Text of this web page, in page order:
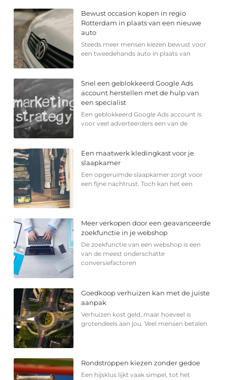
Bewust occasion kopen in regio
Rotterdam in plaats van een nieuwe
auto
Steeds meer mensen kiezen bewust voor
een tweedehands auto in plaats van
Snel een geblokkeerd Google Ads
account herstellen met de hulp van
een specialist
Een geblokkeerd Google Ads account is
voor veel adverteerders een van de
Een maatwerk kledingkast voor je
slaapkamer
Een opgeruimde slaapkamer zorgt voor
een fijne nachtrust. Toch kan het een
Meer verkopen door een geavanceerde
zoekfunctie in je webshop
De zoekfunctie van een webshop is een
van de meest onderschatte
conversiefactoren
Goedkoop verhuizen kan met de juiste
aanpak
Verhuizen kost geld, maar hoeveel is
grotendeels aan jou. Veel mensen betalen
Rondstroppen kiezen zonder gedoe
Een hijsklus lijkt vaak simpel, tot het